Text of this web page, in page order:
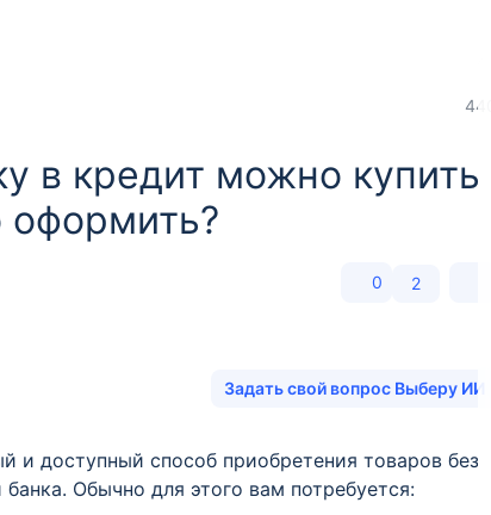
440
в кредит можно купить
0 2
Задать свой вопрос Выберу ИИ
и доступный способ приобретения товаров без
Обычно для этого вам потребуется: